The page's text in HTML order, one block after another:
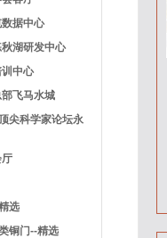
据中心
湖研发中心
中心
飞马水城
尖科学家论坛永
厅
选
铜门--精选